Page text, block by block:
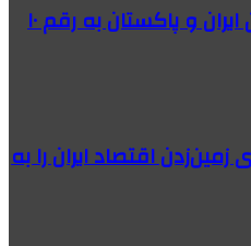
افزایش حجم تجارت بین ایران و پاکستان به رقم ۱۰
اقتصاد ایران را به